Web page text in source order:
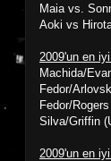
Maia vs.
Aoki vs
2009'un en
Machida/
Fedor/
Fedor/
Silva/Griffin
2009'un en